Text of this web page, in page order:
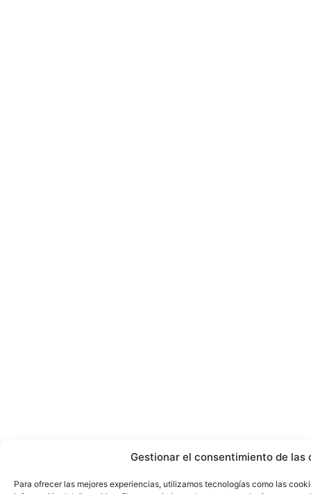
Gestionar el consentimiento de las
Para ofrecer las mejores experiencias, utilizamos tecnologías como las